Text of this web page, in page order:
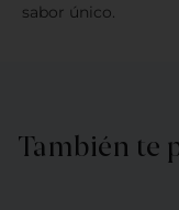
sabor único.
También te